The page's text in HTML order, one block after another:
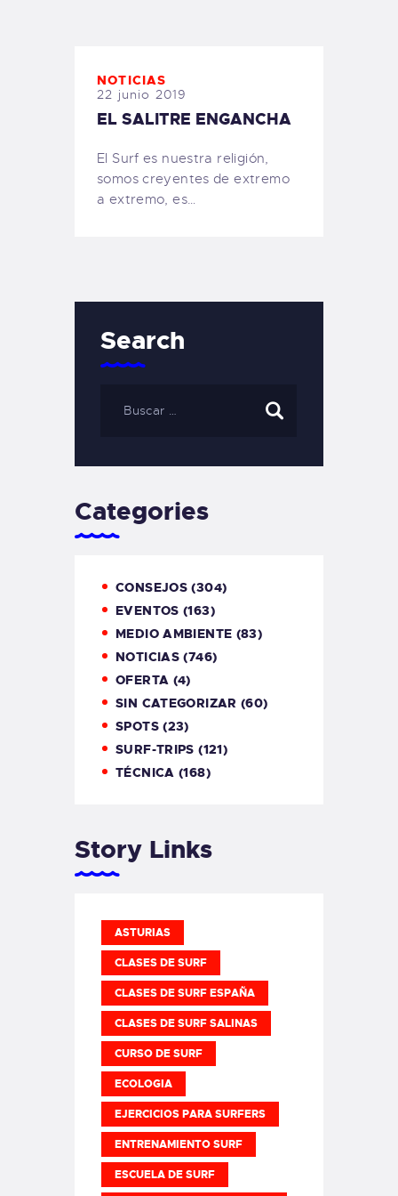
NOTICIAS
22 junio 2019
EL SALITRE ENGANCHA
El Surf es nuestra religión,
somos creyentes de extremo
a extremo, es…
Search
Categories
CONSEJOS (304)
EVENTOS (163)
MEDIO AMBIENTE (83)
NOTICIAS (746)
OFERTA (4)
SIN CATEGORIZAR (60)
SPOTS(23)
SURF-TRIPS (121)
TÉCNICA (168)
Story Links
ASTURIAS
CLASES DE SURF
CLASES DE SURF ESPAÑA
CLASES DE SURF SALINAS
CURSO DE SURF
ECOLOGIA
EJERCICIOS PARA SURFERS
ENTRENAMIENTO SURF
ESCUELA DE SURF